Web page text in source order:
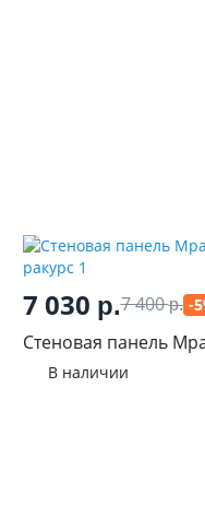
7 030 р.7 400р. -
Стеновая панель
В наличии